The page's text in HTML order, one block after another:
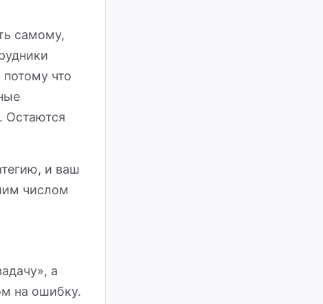
самому,
потому что
Остаются
и ваш
числом
а
на ошибку.